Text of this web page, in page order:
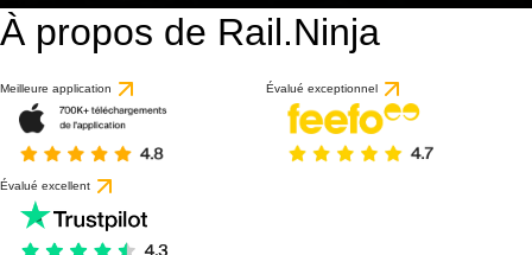
À propos de Rail.Ninja
Meilleure application Évalué exceptionnel
Évalué excellent